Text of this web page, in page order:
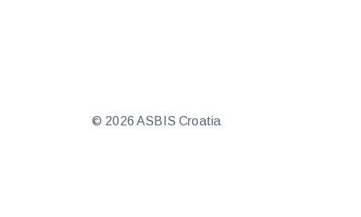
© 2026 ASBIS Croatia